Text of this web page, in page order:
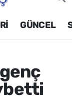
GÜNCEL